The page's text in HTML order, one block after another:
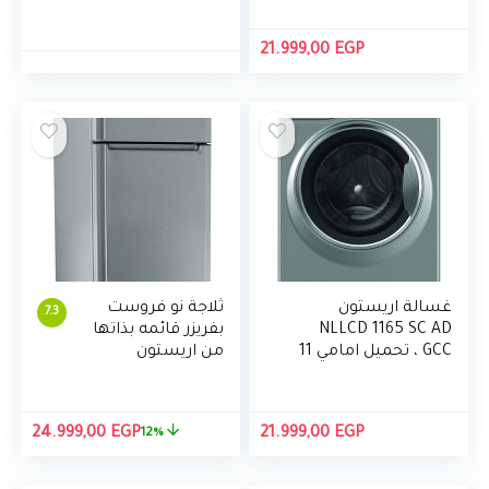
21.999,00 EGP
غسالة اريستون
NLLCD 1165 SC AD
GCC ، تحميل امامي 11
21.999,00 EGP
7.3
ثلاجة نو فروست
بفريزر قائمه بذاتها
من اريستون
السعر24.999,00 EGP 12%